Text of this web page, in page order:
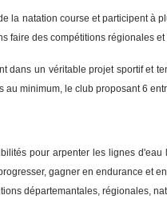
la natation course et participent à
faire des compétitions régionales
dans un véritable projet sportif et
au minimum, le club proposant 6
pour arpenter les lignes
gagner en endurance et
départemantales, régionales,